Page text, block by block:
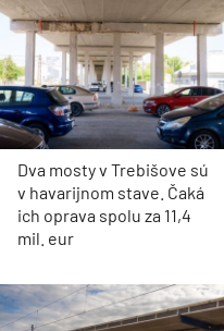
Dva mosty v Trebišove sú
v havarijnom stave. Čaká
ich oprava spolu za 11,4
mil. eur